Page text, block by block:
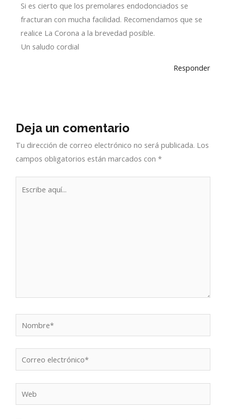
Si es cierto que los premolares endodonciados se
fracturan con mucha facilidad. Recomendamos que se
realice La Corona a la brevedad posible.
Un saludo cordial
Responder
Deja un comentario
Tu dirección de correo electrónico no será publicada. Los
campos obligatorios están marcados con*
electrónico*